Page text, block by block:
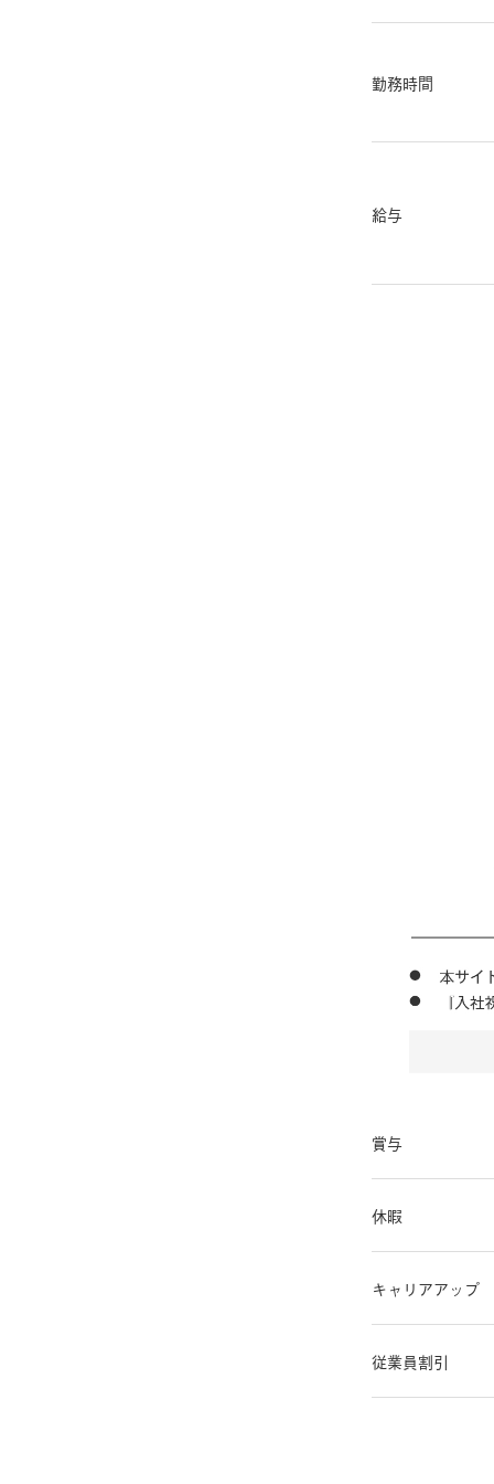
勤務時間
給与
賞与
休暇
キャリアアップ
従業員割引